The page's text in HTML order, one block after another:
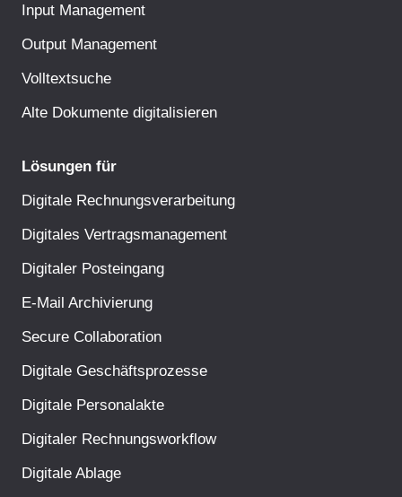
Input Management
Output Management
Volltextsuche
Alte Dokumente digitalisieren
Lösungen für
Digitale Rechnungsverarbeitung
Digitales Vertragsmanagement
Digitaler Posteingang
E-Mail Archivierung
Secure Collaboration
Digitale Geschäftsprozesse
Digitale Personalakte
Digitaler Rechnungsworkflow
Digitale Ablage